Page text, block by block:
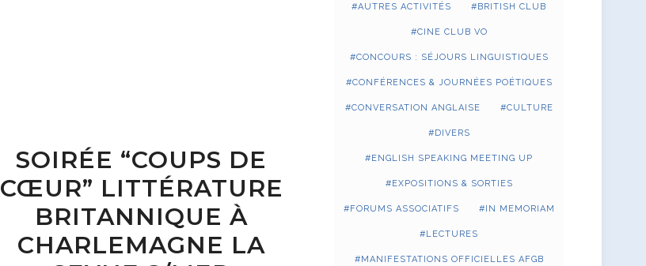
SOIRÉE “COUPS DE
CŒUR” LITTÉRATURE
BRITANNIQUE À
CHARLEMAGNE LA
AUTRES ACTIVITÉS BRITISH CLUB
CINE CLUB VO
CONCOURS : SÉJOURS LINGUISTIQUES
CONFÉRENCES & JOURNÉES POÉTIQUES
CONVERSATION ANGLAISE CULTURE
DIVERS
ENGLISH SPEAKING MEETING UP
EXPOSITIONS & SORTIES
FORUMS ASSOCIATIFS IN MEMORIAM
LECTURES
MANIFESTATIONS OFFICIELLES AFGB